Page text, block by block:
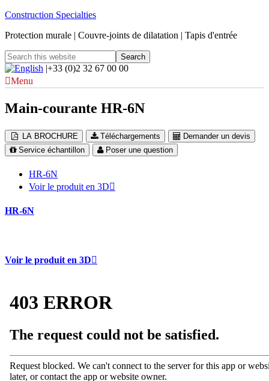
Construction Specialties
Protection murale | Couvre-joints de dilatation | Tapis d'entrée
|+33 (0)2 32 67 00 00
Menu
Main-courante HR-6N
LA BROCHURE Téléchargements
Demander un devis
Service échantillon
Poser une question
HR-6N
Voir le produit en 3D
HR-6N
Voir le produit en 3D